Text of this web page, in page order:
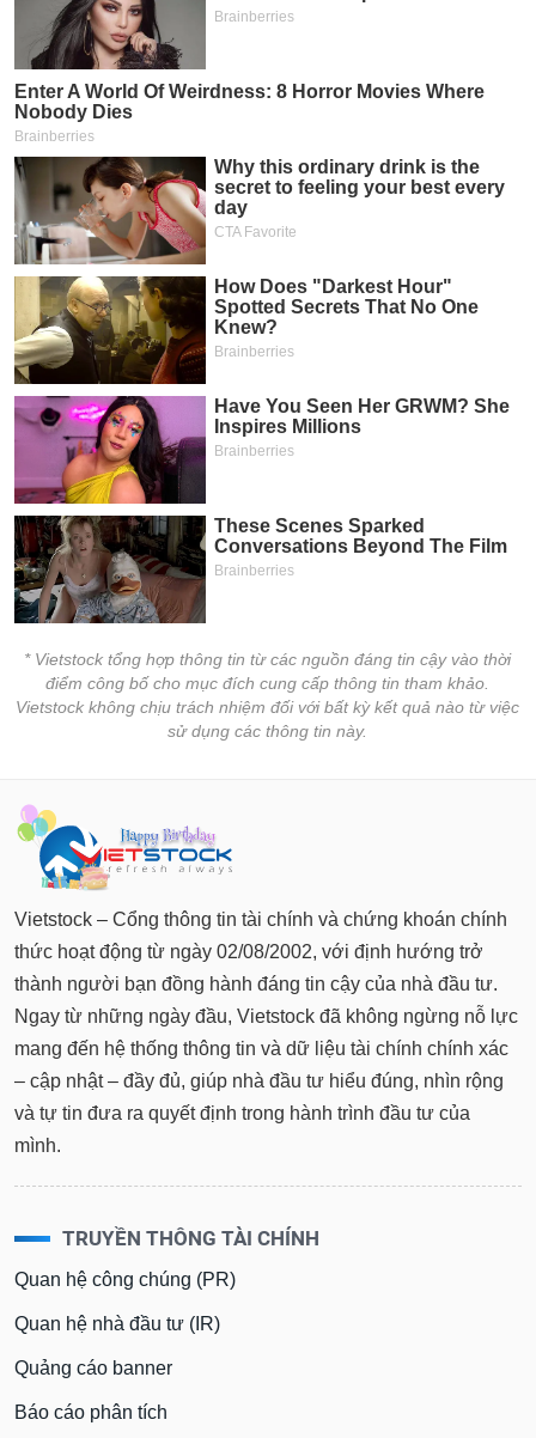
* Vietstock tổng hợp thông tin từ các nguồn đáng tin cậy vào thời
điểm công bố cho mục đích cung cấp thông tin tham khảo.
Vietstock không chịu trách nhiệm đối với bất kỳ kết quả nào từ việc
sử dụng các thông tin này.
Vietstock – Cổng thông tin tài chính và chứng khoán chính
thức hoạt động từ ngày 02/08/2002, với định hướng trở
thành người bạn đồng hành đáng tin cậy của nhà đầu tư.
Ngay từ những ngày đầu, Vietstock đã không ngừng nỗ lực
mang đến hệ thống thông tin và dữ liệu tài chính chính xác
– cập nhật – đầy đủ, giúp nhà đầu tư hiểu đúng, nhìn rộng
và tự tin đưa ra quyết định trong hành trình đầu tư của
mình.
TRUYỀN THÔNG TÀI CHÍNH
Quan hệ công chúng (PR)
Quan hệ nhà đầu tư (IR)
Quảng cáo banner
Báo cáo phân tích